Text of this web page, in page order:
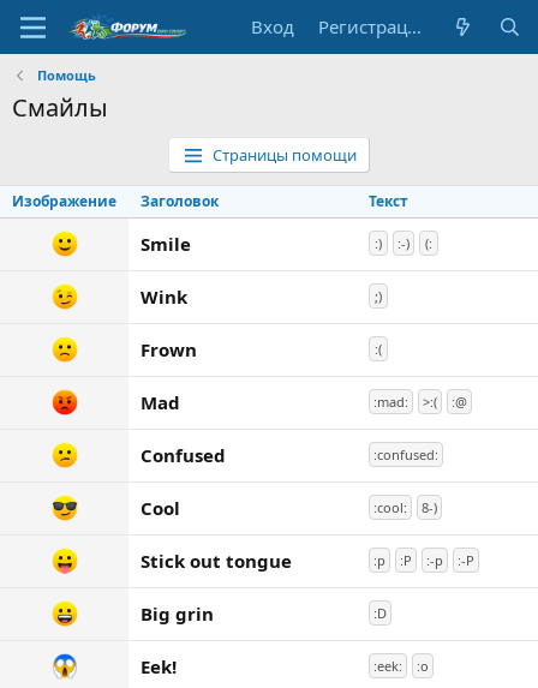
Вход Регистрация
Помощь
Смайлы
Страницы помощи
Изображение Заголовок Текст
Smile :) :-) (:
Wink ;)
Frown :(
Mad :mad: >:( :@
Confused :confused:
Cool :cool: 8-)
Stick out tongue :p :P :-p :-P
Big grin :D
Eek! :eek: :o